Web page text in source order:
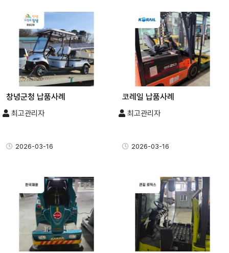
창녕군청 납품사례
최고관리자
2026-03-16
코레일 납품사례
최고관리자
2026-03-16